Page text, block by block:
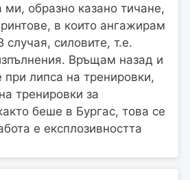
ми, образно казано тичане,
в които ангажирам
случая, силовите, т.е.
Връщам назад и
липса на тренировки,
тренировки за
беше в Бургас, това се
е експлозивността